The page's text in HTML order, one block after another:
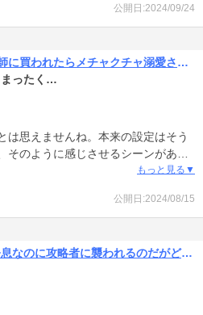
公開日:2024/09/24
異世界で絶倫魔導師に買われたらメチャクチャ溺愛されています。
まったく…
思えませんね。本来の設定はそう
そのように感じさせるシーンがあま
ーリー自体がつまらないとは言いま
し、ラストで無理やりタイトル合
感じを受けます。絵は綺麗ですが、
インで好みが分かれるかと。
もっと見る▼
公開日:2024/08/15
BLゲームの悪役令息なのに攻略者に襲われるのだがどうすればいい？